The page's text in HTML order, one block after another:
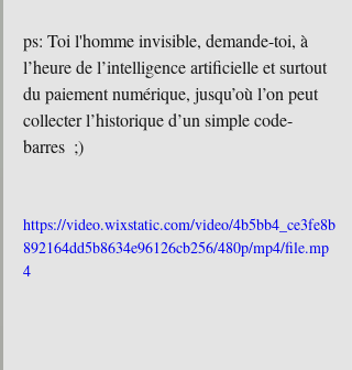
ps: Toi l'homme invisible, demande-toi, à
l’heure de l’intelligence artificielle et surtout
du paiement numérique, jusqu’où l’on peut
collecter l’historique d’un simple code-
barres  ;)
https://video.wixstatic.com/video/4b5bb4_ce3fe8b
892164dd5b8634e96126cb256/480p/mp4/file.mp
4